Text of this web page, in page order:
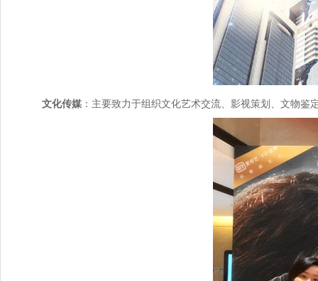
文化传媒 ：主要致力于组织文化艺术交流、影视策划、文物鉴